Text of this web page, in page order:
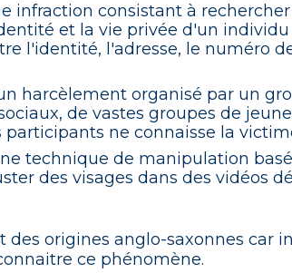
infraction consistant à
et la vie privée d'un
l'identité, l'adresse, le numéro
harcèlement organisé par un
de vastes groupes de
ne connaisse la
technique de manipulation
des visages dans des vidéos
des origines anglo-saxonnes car
ce phénomène.